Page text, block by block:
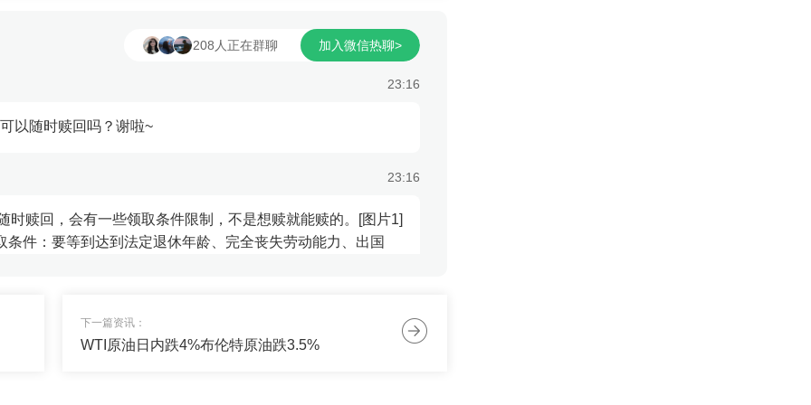
23:16
以随时赎回吗？谢啦~
23:16
时赎回，会有一些领取条件限制，不是想赎就能赎的。[图片1]
件：要等到达到法定退休年龄、完全丧失劳动能力、出国
我一些稳定收益+搏高收益的产品，我配置一些对冲风险？
208人正在群聊 加入微信热聊>
下一篇资讯：
WTI原油日内跌4%布伦特原油跌3.5%